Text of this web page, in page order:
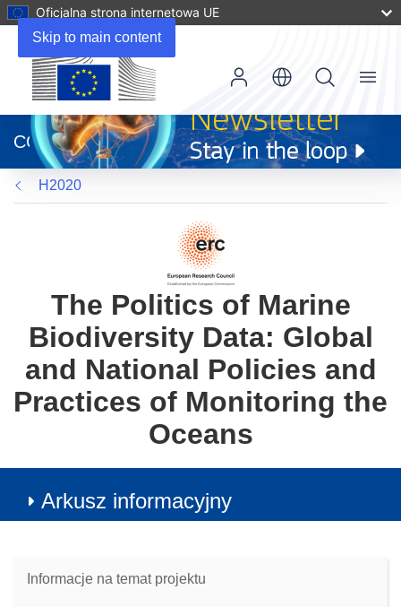
Skip to main content
Oficjalna strona internetowa UE
otworzy
się
w
nowym
oknie)
CORDIS
Menu
H2020
The Politics of Marine
Biodiversity Data: Global
and National Policies and
Practices of Monitoring the
Oceans
Arkusz informacyjny
Informacje na temat projektu